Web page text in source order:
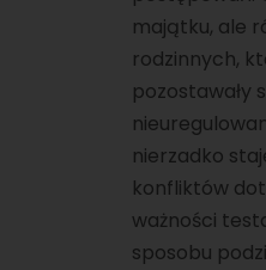
majątku, ale
rodzinnych,
pozostawały
nierzadko
konfliktów
ważności
sposobu